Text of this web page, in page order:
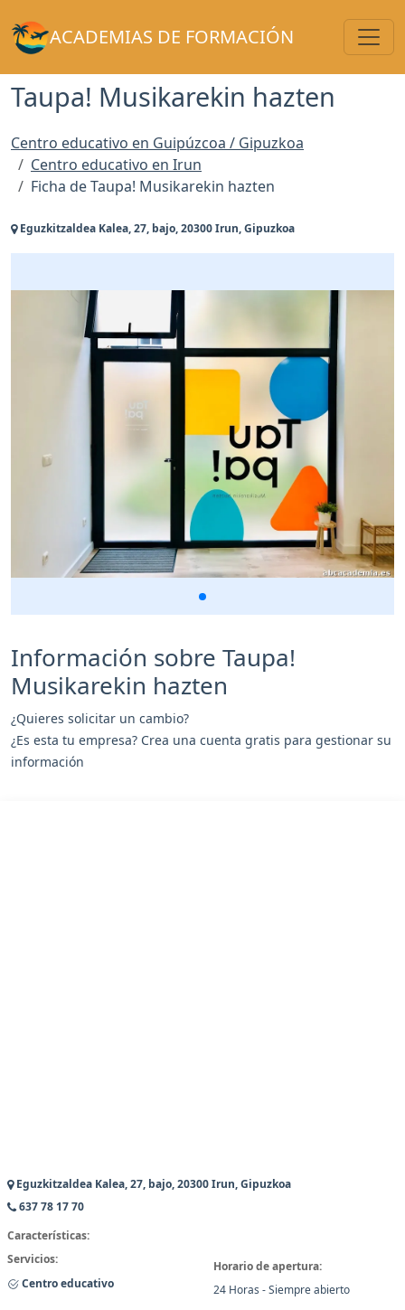
ACADEMIAS DE FORMACIÓN
Taupa! Musikarekin hazten
Centro educativo en Guipúzcoa / Gipuzkoa
Centro educativo en Irun
Ficha de Taupa! Musikarekin hazten
Eguzkitzaldea Kalea, 27, bajo, 20300 Irun, Gipuzkoa
Información sobre Taupa!
Musikarekin hazten
¿Quieres solicitar un cambio?
¿Es esta tu empresa? Crea una cuenta gratis para gestionar su
información
Eguzkitzaldea Kalea, 27, bajo, 20300 Irun, Gipuzkoa
637 78 17 70
Características:
Servicios:
Centro educativo
Horario de apertura:
24 Horas - Siempre abierto